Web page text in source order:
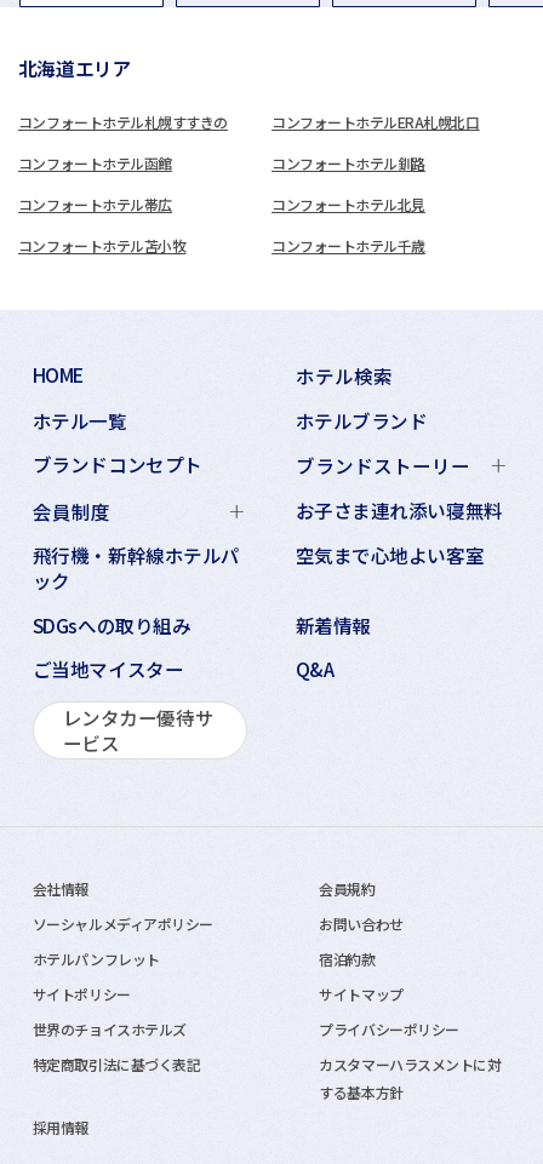
北海道エリア
コンフォートホテル札幌すすきの コンフォートホテルERA札幌北口
コンフォートホテル函館 コンフォートホテル釧路
コンフォートホテル帯広 コンフォートホテル北見
コンフォートホテル苫小牧 コンフォートホテル千歳
HOME
ホテル検索
ホテル一覧
ホテルブランド
ブランドコンセプト
ブランドストーリー
会員制度
お子さま連れ添い寝無料
飛行機・新幹線ホテルパ
ック
空気まで心地よい客室
SDGsへの取り組み
新着情報
ご当地マイスター
Q&A
レンタカー優待サ
ービス
会社情報
会員規約
ソーシャルメディアポリシー
お問い合わせ
ホテルパンフレット
宿泊約款
サイトポリシー
サイトマップ
世界のチョイスホテルズ
プライバシーポリシー
特定商取引法に基づく表記
カスタマーハラスメントに対
する基本方針
採用情報